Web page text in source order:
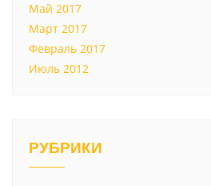
Май 2017
Март 2017
Февраль 2017
Июль 2012
РУБРИКИ